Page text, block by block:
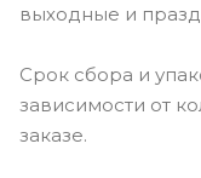
выходные и
Срок сбора и
зависимости от
заказе.